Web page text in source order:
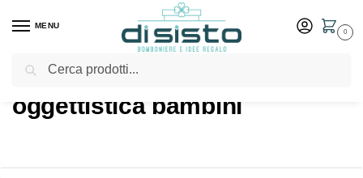
MENU
0
Home Shop Prodotti taggati “oggettistica bambini”
oggettistica bambini